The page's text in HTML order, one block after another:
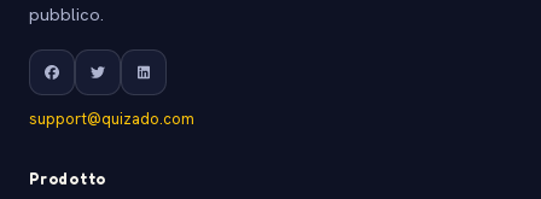
pubblico.
support@quizado.com
Prodotto